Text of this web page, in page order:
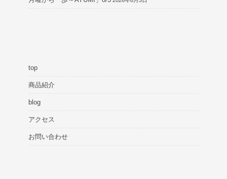
top
商品紹介
blog
アクセス
お問い合わせ